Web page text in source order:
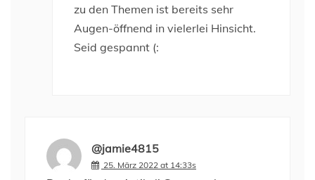
zu den Themen ist bereits sehr
Augen-öffnend in vielerlei Hinsicht.
Seid gespannt (:
@jamie4815
25. März 2022 at 14:33s